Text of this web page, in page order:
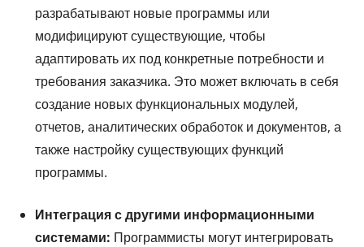
разрабатывают новые программы или
модифицируют существующие, чтобы
адаптировать их под конкретные потребности и
требования заказчика. Это может включать в себя
создание новых функциональных модулей,
отчетов, аналитических обработок и документов, а
также настройку существующих функций
программы.
Интеграция с другими информационными
системами: Программисты могут интегрировать